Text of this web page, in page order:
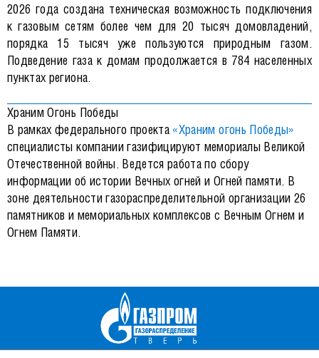
2026 года создана техническая возможность подключения
к газовым сетям более чем для 20 тысяч домовладений,
порядка 15 тысяч уже пользуются природным газом.
Подведение газа к домам продолжается в 784 населенных
пунктах региона.
Храним Огонь Победы
В рамках федерального проекта «Храним огонь Победы»
специалисты компании газифицируют мемориалы Великой
Отечественной войны. Ведется работа по сбору
информации об истории Вечных огней и Огней памяти. В
зоне деятельности газораспределительной организации 26
памятников и мемориальных комплексов с Вечным Огнем и
Огнем Памяти.